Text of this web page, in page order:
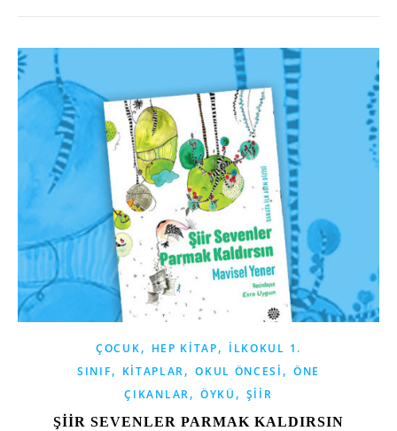
ÇOCUK, HEP KITAP, İLKOKUL 1.
SINIF, KITAPLAR,OKUL ÖNCESI , ÖNE
ÇIKANLAR, ÖYKÜ , ŞIIR
ŞİİR SEVENLER PARMAK KALDIRSIN